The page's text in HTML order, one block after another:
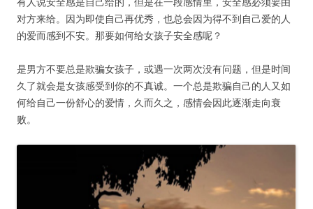
对方来给。因为即使自己再优秀，也总会因为得不到自己爱的人
的爱而感到不安。那要如何给女孩子安全感呢？
是男方不要总是欺骗女孩子，或遇一次两次没有问题，但是时间
久了就会是女孩感受到你的不真诚。一个总是欺骗自己的人又如
何给自己一份舒心的爱情，久而久之，感情会因此逐渐走向衰
败。